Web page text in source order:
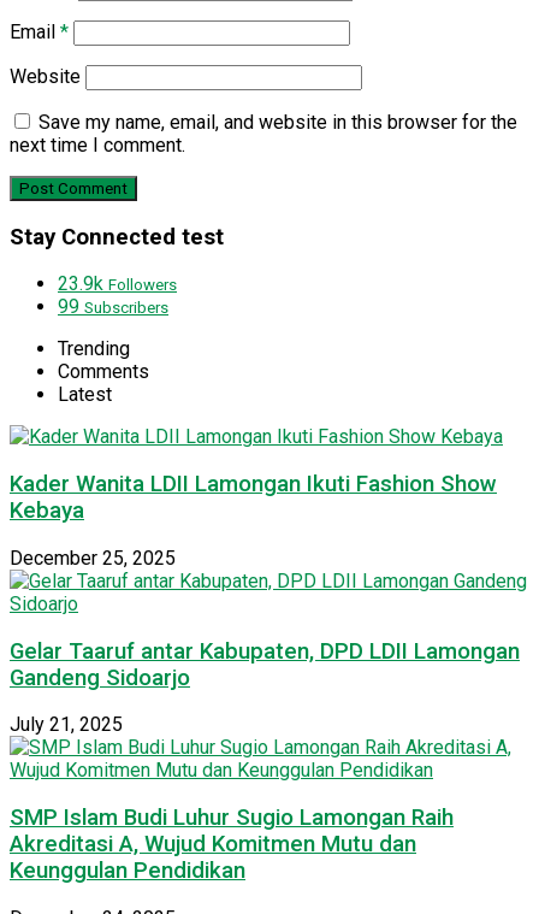
Email *
Website
Save my name, email, and website in this browser for the
next time I comment.
Stay Connected test
23.9k Followers
99 Subscribers
Trending
Comments
Latest
Kader Wanita LDII Lamongan Ikuti Fashion Show
Kebaya
December 25, 2025
Gelar Taaruf antar Kabupaten, DPD LDII Lamongan
Gandeng Sidoarjo
July 21, 2025
SMP Islam Budi Luhur Sugio Lamongan Raih
Akreditasi A, Wujud Komitmen Mutu dan
Keunggulan Pendidikan